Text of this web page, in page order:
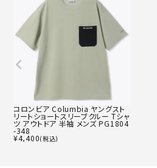
コロンビア Columbia ヤングスト
リートショートスリーブクルー Tシャ
ツ アウトドア 半袖 メンズ PG1804
-348
¥4,400(税込)